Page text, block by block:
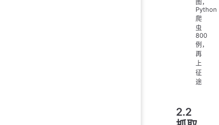
图，
Python
爬
虫
800
例，
再
上
征
途
2.2